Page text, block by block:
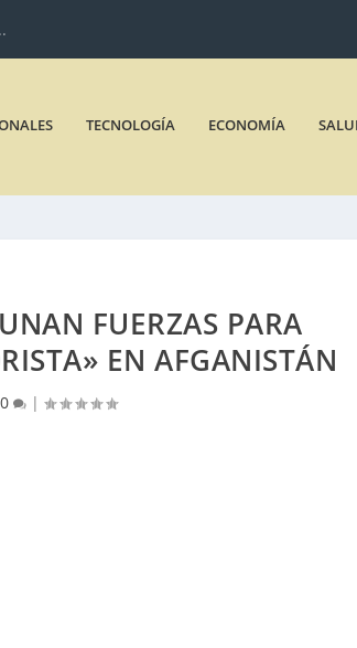
TECNOLOGÍA ECONOMÍA
FUERZAS PARA
EN AFGANISTÁN
0 |